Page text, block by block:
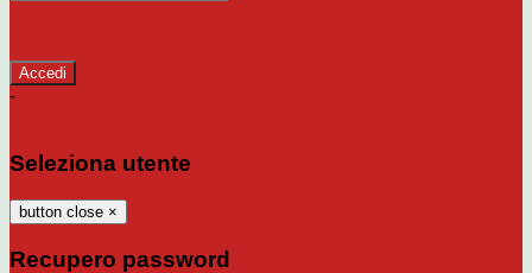
-
Seleziona utente
button close ×
Recupero password